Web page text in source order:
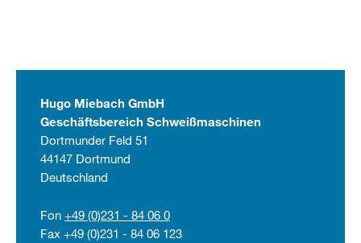
Hugo Miebach GmbH
Geschäftsbereich Schweißmaschinen
Dortmunder Feld 51
44147 Dortmund
Deutschland
Fon +49 (0)231 - 84 06 0
Fax +49 (0)231 - 84 06 123